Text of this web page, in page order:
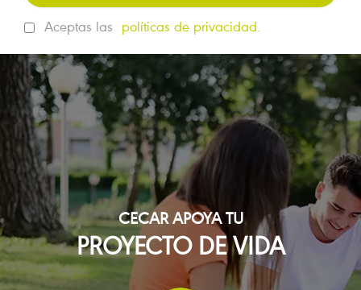
Aceptas las políticas de privacidad.
CECAR APOYA TU
PROYECTO DE VIDA